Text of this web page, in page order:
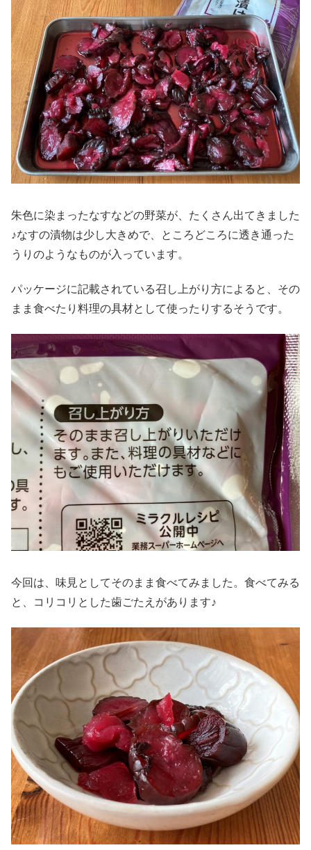
朱色に染まったなすなどの野菜が、たくさん出てきました
♪なすの漬物は少し大きめで、ところどころに透き通った
うりのようなものが入っています。
パッケージに記載されている召し上がり方によると、その
まま食べたり料理の具材として使ったりするそうです。
今回は、味見としてそのまま食べてみました。食べてみる
と、コリコリとした歯ごたえがあります♪